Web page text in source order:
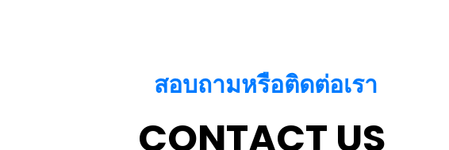
สอบถามหรือติดต่อเรา
CONTACT US